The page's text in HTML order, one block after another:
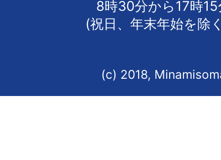
8時30分から17時
(祝日、年末年始を除
(c) 2018,